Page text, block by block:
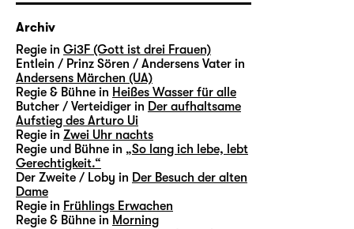
Archiv
Regie in Gi3F (Gott ist drei Frauen)
Entlein / Prinz Sören / Andersens Vater in
Andersens Märchen (UA)
Regie & Bühne in Heißes Wasser für alle
Butcher / Verteidiger in Der aufhaltsame
Aufstieg des Arturo Ui
Regie in Zwei Uhr nachts
Regie und Bühne in „So lang ich lebe, lebt
Gerechtigkeit.“
Der Zweite / Loby in Der Besuch der alten
Dame
Regie in Frühlings Erwachen
Regie & Bühne in Morning